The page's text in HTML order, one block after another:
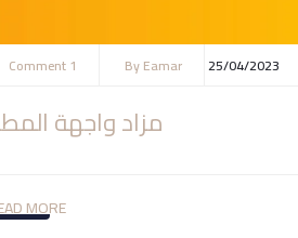
25/04/2023
ByEamar
1 Comment
مزاد واجهة
MORE